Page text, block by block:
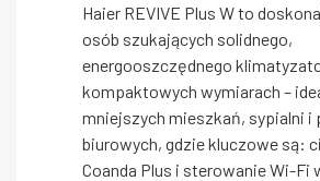
Haier REVIVE Plus W to
osób szukających solidnego,
energooszczędnego
kompaktowych wymiarach –
mniejszych mieszkań, sypialni i
biurowych, gdzie kluczowe są:
Coanda Plus i sterowanie Wi-Fi